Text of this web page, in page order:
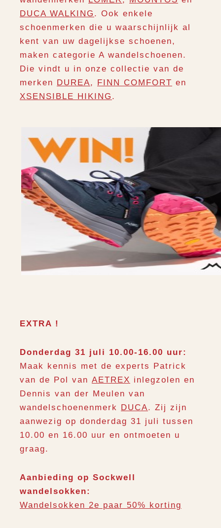
DUCA WALKING . Ook enkele
schoenmerken die u waarschijnlijk al
kent van uw dagelijkse schoenen,
maken categorie A wandelschoenen.
Die vindt u in onze collectie van de
merken DUREA, FINN COMFORT en
XSENSIBLE HIKING .
EXTRA !
Donderdag 31 juli 10.00-16.00 uur:
Maak kennis met de experts Patrick
van de Pol van AETREX inlegzolen en
Dennis van der Meulen van
wandelschoenenmerk DUCA. Zij zijn
aanwezig op donderdag 31 juli tussen
10.00 en 16.00 uur en ontmoeten u
graag.
Aanbieding op Sockwell
wandelsokken:
Wandelsokken 2e paar 50% korting